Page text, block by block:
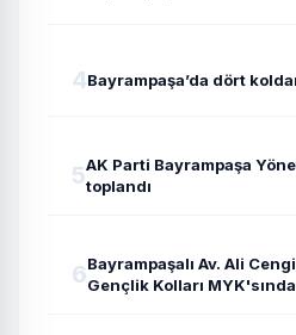
4Bayrampaşa’da dört
5AK Parti Bayrampaşa
toplandı
6Bayrampaşalı Av. Ali
Gençlik Kolları MYK'sında